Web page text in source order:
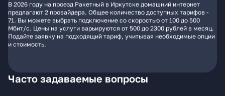
В 2026 году на проезд Ракетный в Иркутске домашний интернет
предлагают 2 провайдера. Общее количество доступных тарифов -
71. Вы можете выбрать подключение со скоростью от 100 до 500
Мбит/с. Цены на услуги варьируются от 500 до 2300 рублей в месяц.
Подайте заявку на подходящий тариф, учитывая необходимые опции
и стоимость.
Часто задаваемые вопросы